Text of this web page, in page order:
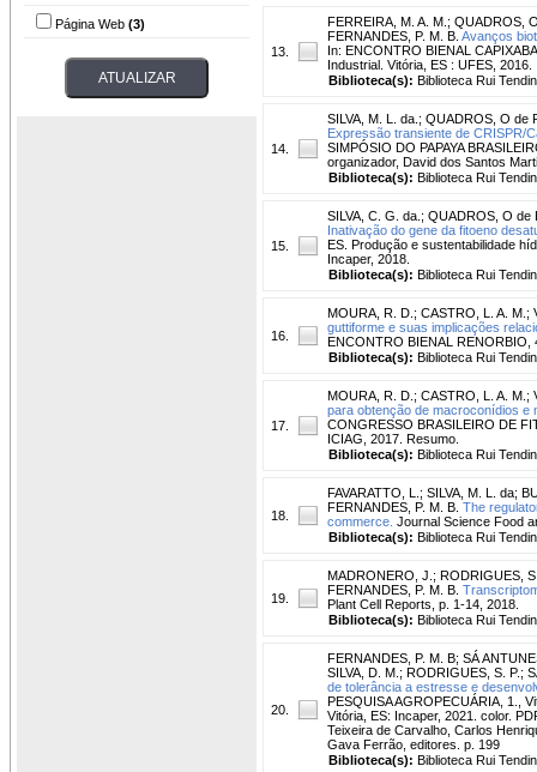
Página Web (3)
13.
FERREIRA, M. A. M. ; QUADROS,
FERNANDES, P. M. B. Avanços
In: ENCONTRO BIENAL
Industrial. Vitória, ES : UFES, 2016.
Biblioteca(s): Biblioteca Rui
14.
SILVA, M. L. da. ; QUADROS, O de
Expressão transiente de CRISPR/
SIMPÓSIO DO PAPAYA
organizador, David dos Santos
Biblioteca(s): Biblioteca Rui
15.
SILVA, C. G. da. ; QUADROS, O de
Inativação do gene da fitoeno
ES. Produção e sustentabilidade
Incaper, 2018.
Biblioteca(s): Biblioteca Rui
16.
MOURA, R. D. ; CASTRO, L. A. M. ;
guttiforme e suas implicações
ENCONTRO BIENAL RENORBIO,
Biblioteca(s): Biblioteca Rui
17.
MOURA, R. D. ; CASTRO, L. A. M. ;
para obtenção de macroconídios e
CONGRESSO BRASILEIRO DE
ICIAG, 2017. Resumo.
Biblioteca(s): Biblioteca Rui
18.
FAVARATTO, L. ; SILVA, M. L. da;
FERNANDES, P. M. B. The
commerce. Journal Science Food
Biblioteca(s): Biblioteca Rui
19.
MADRONERO, J. ; RODRIGUES,
FERNANDES, P. M. B.
Plant Cell Reports, p. 1-14, 2018.
Biblioteca(s): Biblioteca Rui
20.
FERNANDES, P. M. B; SÁ
SILVA, D. M. ; RODRIGUES, S. P. ;
de tolerância a estresse e
PESQUISA AGROPECUÁRIA, 1.,
Vitória, ES: Incaper, 2021. color.
Teixeira de Carvalho, Carlos
Gava Ferrão, editores. p. 199
Biblioteca(s): Biblioteca Rui